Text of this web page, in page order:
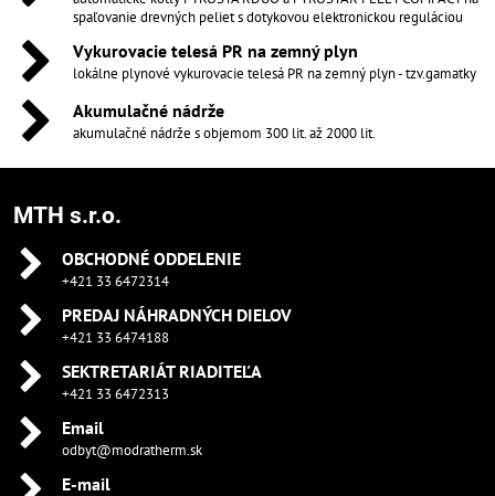
spaľovanie drevných peliet s dotykovou elektronickou reguláciou
Vykurovacie telesá PR na zemný plyn
lokálne plynové vykurovacie telesá PR na zemný plyn - tzv.gamatky
Akumulačné nádrže
akumulačné nádrže s objemom 300 lit. až 2000 lit.
MTH s.r.o.
OBCHODNÉ ODDELENIE
+421 33 6472314
PREDAJ NÁHRADNÝCH DIELOV
+421 33 6474188
SEKTRETARIÁT RIADITEĽA
+421 33 6472313
Email
odbyt@modratherm.sk
E-mail